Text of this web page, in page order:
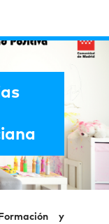
Formación y